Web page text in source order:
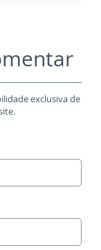
exclusiva de